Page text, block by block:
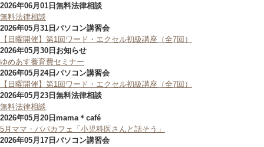
2026年06月01日 無料法律相談
無料法律相談
2026年05月31日 パソコン講習会
【日曜開催】第1回ワード・エクセル初級講座（全7回）
2026年05月30日 お知らせ
ゆめあす養育費セミナー
2026年05月24日 パソコン講習会
【日曜開催】第1回ワード・エクセル初級講座（全7回）
2026年05月23日 無料法律相談
無料法律相談
2026年05月20日 mama＊café
5月ママ・パパカフェ「小児科医さんと話そう」
2026年05月17日 パソコン講習会